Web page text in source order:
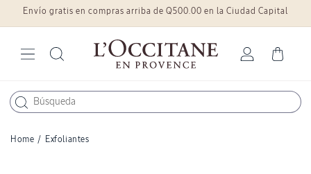
Envío gratis en compras arriba de Q500.00 en la Ciudad Capital
sesión
Carrito
Home / Exfoliantes